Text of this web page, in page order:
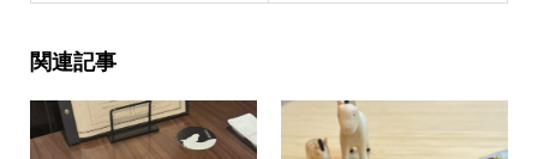
関連記事